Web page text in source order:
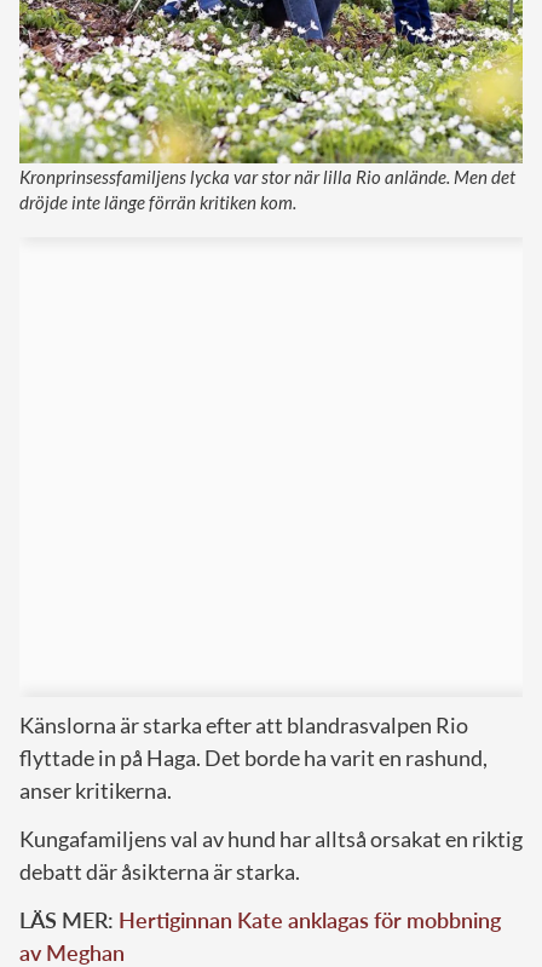
Kronprinsessfamiljens lycka var stor när lilla Rio anlände. Men det
dröjde inte länge förrän kritiken kom.
Känslorna är starka efter att blandrasvalpen Rio
flyttade in på Haga. Det borde ha varit en rashund,
anser kritikerna.
Kungafamiljens val av hund har alltså orsakat en riktig
debatt där åsikterna är starka.
LÄS MER: Hertiginnan Kate anklagas för mobbning
av Meghan